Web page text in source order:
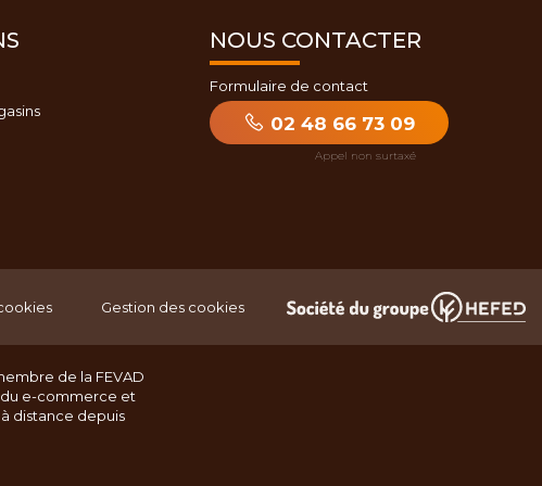
NOUS CONTACTER
Formulaire de contact
02 48 66 73 09
Gestion des cookies
de la FEVAD
e-commerce et
distance depuis